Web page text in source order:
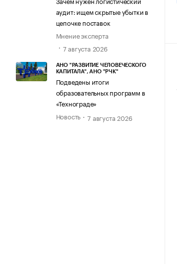
аудит: ищем скрытые убытки в
цепочке поставок
Мнение эксперта
7 августа 2026
АНО "РАЗВИТИЕ ЧЕЛОВЕЧЕСКОГО
КАПИТАЛА", АНО "РЧК"
Подведены итоги
образовательных программ в
«Технограде»
Новость
7 августа 2026